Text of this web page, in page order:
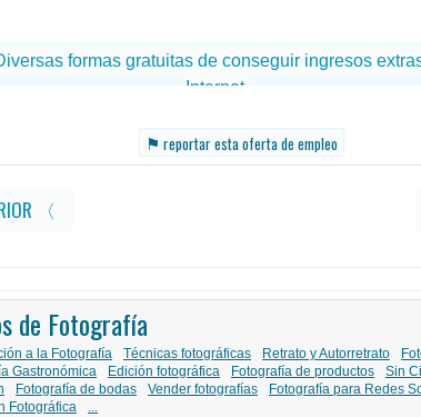
⚑ reportar esta oferta de empleo
〈
de Fotografía
a la Fotografía Técnicas fotográficas Retrato y Autorretrato
Gastronómica
Edición fotográfica Fotografía de productos Sin
Fotografía de bodas Vender fotografías
Fotografía para Redes
Fotográfica
...